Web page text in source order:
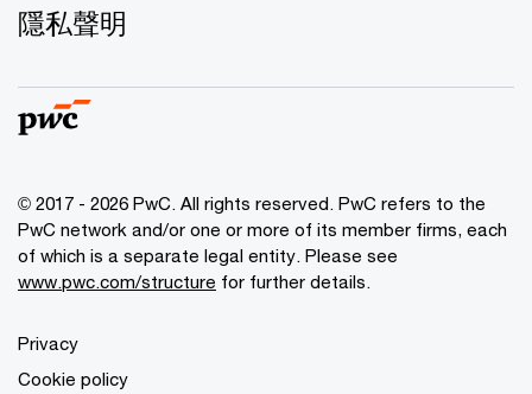
隱私聲明
© 2017 - 2026 PwC. All rights reserved. PwC refers to the
PwC network and/or one or more of its member firms, each
of which is a separate legal entity. Please see
www.pwc.com/structure for further details.
Privacy
Cookie policy